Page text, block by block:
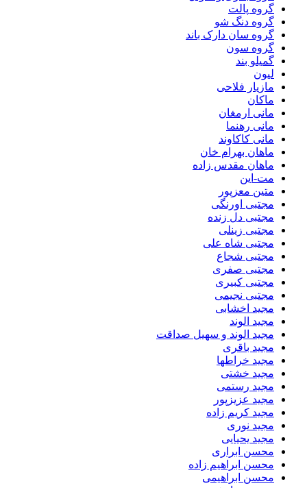
گروه پالت
گروه دنگ شو
گروه سان دارک باند
گروه سون
گمیلو بند
لیون
مازیار فلاحی
ماکان
مانی ارمغان
مانی رهنما
مانی کاکاوند
ماهان بهرام خان
ماهان مقدس زاده
مت-این
متین معزپور
مجتبی اورنگی
مجتبی دل زنده
مجتبی زینلی
مجتبی شاه علی
مجتبی شجاع
مجتبی صفری
مجتبی کبیری
مجتبی نجیمی
مجید اخشابی
مجید الوند‎
مجید الوند و سهیل صداقت
مجید باقری
مجید خراطها
مجید خشتی
مجید رستمی
مجید عزیزپور
مجید کریم زاده
مجید نوری
مجید یحیایی
محسن ابراری
محسن ابراهیم زاده
محسن ابراهیمی